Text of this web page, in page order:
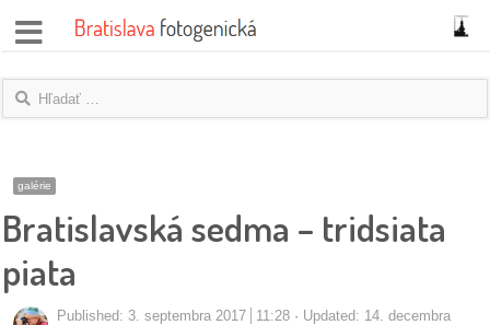
správy
názory
blogy
rozhovory
galérie
Bratislavská sedma – tridsiata
piata
Published: 3. septembra 2017 11:28
Updated: 14. decembra